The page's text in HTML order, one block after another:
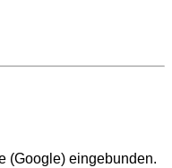
(Google) eingebunden.